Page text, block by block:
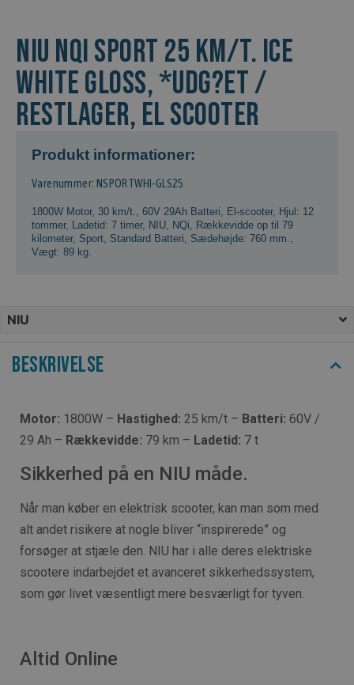
NIU NQi Sport 25 km/t. Ice
White Gloss, *Udg?et /
Restlager, El scooter
Produkt informationer:
Varenummer: NSPORTWHI-GLS25
1800W Motor, 30 km/t. 60V 29Ah Batteri El-scooter, Hjul: 12
tommer, Ladetid: 7 timer, NIU NQi
Rækkevidde op til 79
kilometer, Sport Standard Batteri Sædehøjde: 760 mm.
Vægt: 89 kg.
NIU
Beskrivelse
Motor: 1800W – Hastighed: 25 km/t – Batteri: 60V /
29 Ah – Rækkevidde: 79 km – Ladetid: 7 t
Sikkerhed på en NIU måde.
Når man køber en elektrisk scooter, kan man som med
alt andet risikere at nogle bliver “inspirerede” og
forsøger at stjæle den. NIU har i alle deres elektriske
scootere indarbejdet et avanceret sikkerhedssystem,
som gør livet væsentligt mere besværligt for tyven.
Altid Online